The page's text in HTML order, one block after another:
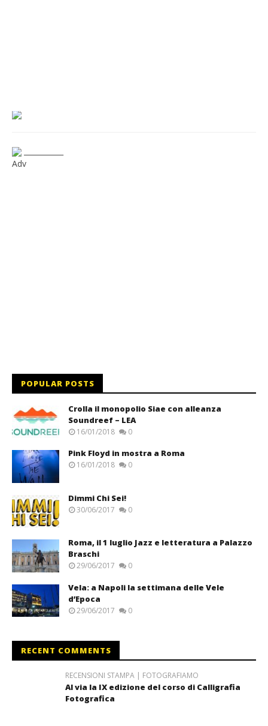
Adv
POPULAR POSTS
Crolla il monopolio Siae con alleanza
Soundreef – LEA
16/01/2018 0
Pink Floyd in mostra a Roma
16/01/2018 0
Dimmi Chi Sei!
30/06/2017 0
Roma, il 1 luglio Jazz e letteratura a Palazzo
Braschi
29/06/2017 0
Vela: a Napoli la settimana delle Vele
d’Epoca
29/06/2017 0
RECENT COMMENTS
RECENSIONI STAMPA | FOTOGRAFIAMO
Al via la IX edizione del corso di Calligrafia
Fotografica